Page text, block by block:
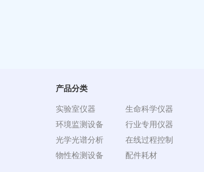
产品分类
实验室仪器
环境监测设备
光学光谱分析
物性检测设备
生命科学仪器
行业专用仪器
在线过程控制
配件耗材